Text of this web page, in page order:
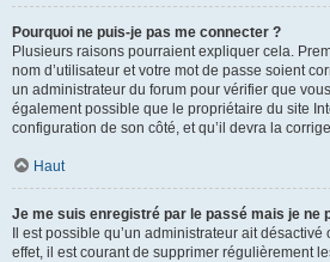
Pourquoi ne puis-je pas me connecter ?
Plusieurs raisons pourraient expliquer cela.
nom d’utilisateur et votre mot de passe soient
un administrateur du forum pour vérifier que
également possible que le propriétaire du site
configuration de son côté, et qu’il devra la
Haut
Je me suis enregistré par le passé mais je ne
Il est possible qu’un administrateur ait
effet, il est courant de supprimer régulièrement